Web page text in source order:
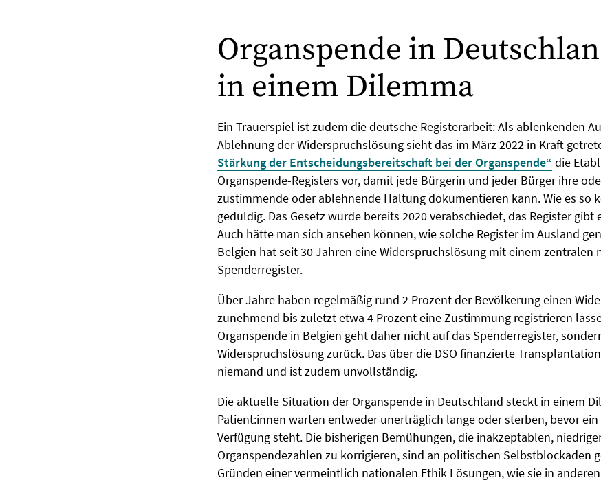
Organspende in
in einem Dilemma
Ein Trauerspiel ist zudem die deutsche Registerarbeit: Als ablenkenden
Ablehnung der Widerspruchslösung sieht das im März 2022 in Kraft
Stärkung der Entscheidungsbereitschaft bei der Organspende“ die
Organspende-Registers vor, damit jede Bürgerin und jeder Bürger ihre
zustimmende oder ablehnende Haltung dokumentieren kann. Wie es so
geduldig. Das Gesetz wurde bereits 2020 verabschiedet, das Register gibt
Auch hätte man sich ansehen können, wie solche Register im Ausland
Belgien hat seit 30 Jahren eine Widerspruchslösung mit einem zentralen
Spenderregister.
Über Jahre haben regelmäßig rund 2 Prozent der Bevölkerung einen
zunehmend bis zuletzt etwa 4 Prozent eine Zustimmung registrieren
Organspende in Belgien geht daher nicht auf das Spenderregister,
Widerspruchslösung zurück. Das über die DSO finanzierte
niemand und ist zudem unvollständig.
Die aktuelle Situation der Organspende in Deutschland steckt in einem
Patient:innen warten entweder unerträglich lange oder sterben, bevor ein
Verfügung steht. Die bisherigen Bemühungen, die inakzeptablen,
Organspendezahlen zu korrigieren, sind an politischen Selbstblockaden
Gründen einer vermeintlich nationalen Ethik Lösungen, wie sie in